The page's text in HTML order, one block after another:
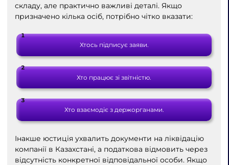
складу, але практично важливі деталі. Якщо
призначено кілька осіб, потрібно чітко вказати:
Хтось підписує заяви.
Хто працює зі звітністю.
Хто взаємодіє з держорганами.
Інакше юстиція ухвалить документи на ліквідацію
компанії в Казахстані, а податкова відмовить через
відсутність конкретної відповідальної особи. Якщо